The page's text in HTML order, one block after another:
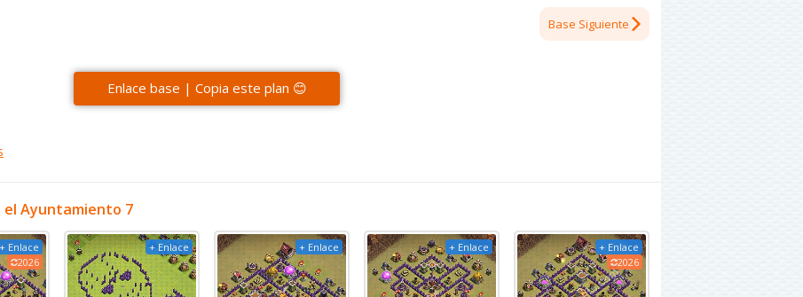
Base Siguiente
Enlace base | Copia este plan 😊
el Ayuntamiento 7
+ Enlace
2026
+ Enlace + Enlace + Enlace
+ Enlace
2026